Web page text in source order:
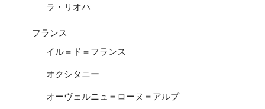
ラ・リオハ
フランス
イル＝ド＝フランス
オクシタニー
オーヴェルニュ＝ローヌ＝アルプ